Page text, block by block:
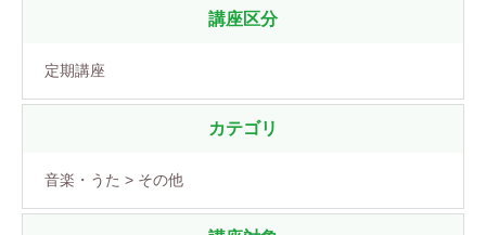
講座区分
定期講座
カテゴリ
音楽・うた > その他